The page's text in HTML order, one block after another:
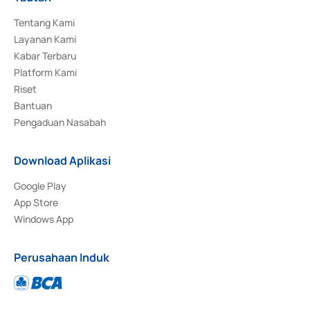
Tentang Kami
Layanan Kami
Kabar Terbaru
Platform Kami
Riset
Bantuan
Pengaduan Nasabah
Download Aplikasi
Google Play
App Store
Windows App
Perusahaan Induk